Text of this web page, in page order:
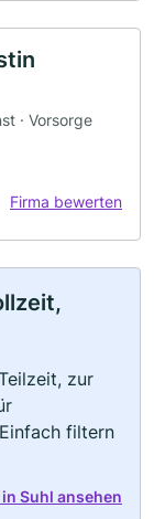
· Vorsorge
Firma bewerten
zur
filtern
Suhl ansehen